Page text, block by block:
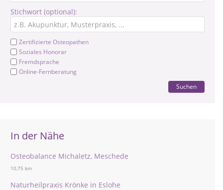
Stichwort (optional):
Zertifizierte Osteopathen
Soziales Honorar
Fremdsprache
Online-Fernberatung
Suchen
In der Nähe
Osteobalance Michaletz, Meschede
10,75 km
Naturheilpraxis Krönke in Eslohe